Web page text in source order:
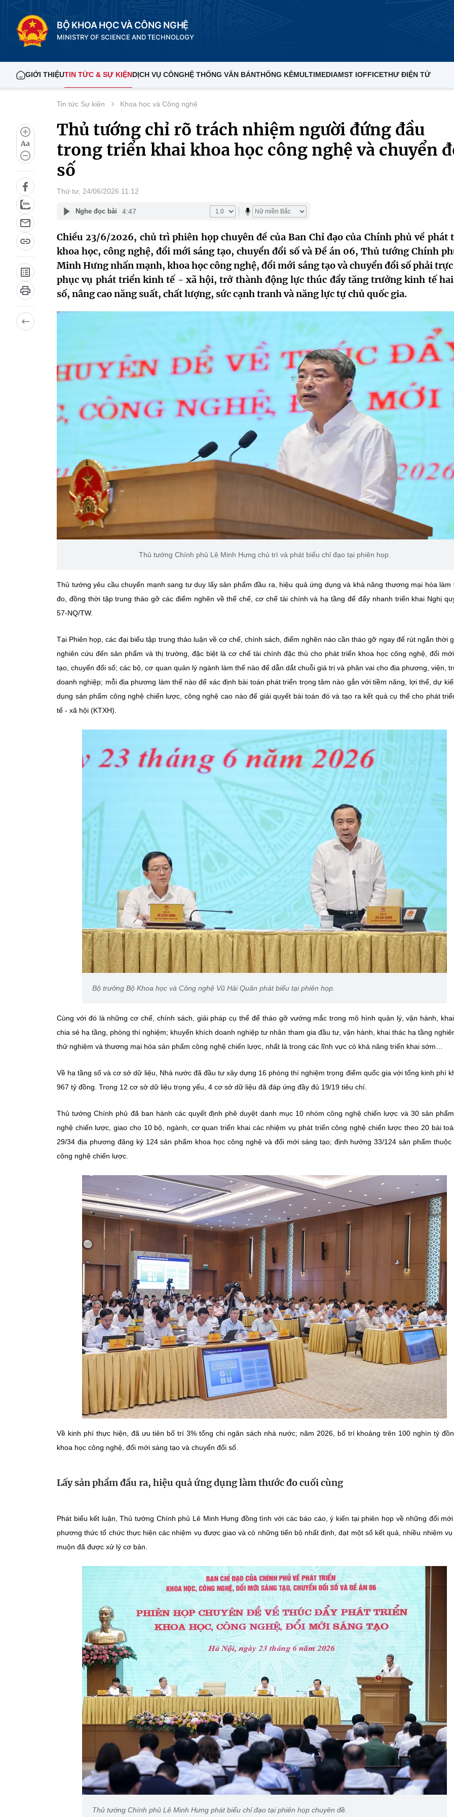
BỘ KHOA HỌC VÀ CÔNG NGHỆ
MINISTRY OF SCIENCE AND TECHNOLOGY
GIỚI THIỆUTIN TỨC & SỰ KIỆNDỊCH VỤ CÔNGHỆ THỐNG VĂN BẢNTHỐNG KÊMULTIMEDIAMST IOFFICETHƯ ĐIỆN TỬ
Aa
Tin tức Sự kiện Khoa học và Công nghệ
Thủ tướng chỉ rõ trách nhiệm người đứng đầu
trong triển khai khoa học công nghệ và chuyển
số
Thứ tư, 24/06/2026 11:12
Nghe đọc bài 4:47
Chiều 23/6/2026, chủ trì phiên họp chuyên đề của Ban Chỉ đạo của Chính phủ về phát
khoa học, công nghệ, đổi mới sáng tạo, chuyển đổi số và Đề án 06, Thủ tướng Chính
Minh Hưng nhấn mạnh, khoa học công nghệ, đổi mới sáng tạo và chuyển đổi số phải
phục vụ phát triển kinh tế - xã hội, trở thành động lực thúc đẩy tăng trưởng kinh tế
số, nâng cao năng suất, chất lượng, sức cạnh tranh và năng lực tự chủ quốc gia.
Thủ tướng Chính phủ Lê Minh Hưng chủ trì và phát biểu chỉ đạo tại phiên họp.
Thủ tướng yêu cầu chuyển mạnh sang tư duy lấy sản phẩm đầu ra, hiệu quả ứng dụng và khả năng thương mại hóa làm
đo, đồng thời tập trung tháo gỡ các điểm nghẽn về thể chế, cơ chế tài chính và hạ tầng để đẩy nhanh triển khai Nghị
57-NQ/TW.
Tại Phiên họp, các đại biểu tập trung thảo luận về cơ chế, chính sách, điểm nghẽn nào cần tháo gỡ ngay để rút ngắn thời
nghiên cứu đến sản phẩm và thị trường, đặc biệt là cơ chế tài chính đặc thù cho phát triển khoa học công nghệ, đổi
tạo, chuyển đổi số; các bộ, cơ quan quản lý ngành làm thế nào để dẫn dắt chuỗi giá trị và phân vai cho địa phương, viện,
doanh nghiệp; mỗi địa phương làm thế nào để xác định bài toán phát triển trọng tâm nào gắn với tiềm năng, lợi thế, dự
dụng sản phẩm công nghệ chiến lược, công nghệ cao nào để giải quyết bài toán đó và tạo ra kết quả cụ thể cho phát
tế - xã hội (KTXH).
Bộ trưởng Bộ Khoa học và Công nghệ Vũ Hải Quân phát biểu tại phiên họp.
Cùng với đó là những cơ chế, chính sách, giải pháp cụ thể để tháo gỡ vướng mắc trong mô hình quản lý, vận hành, khai
chia sẻ hạ tầng, phòng thí nghiệm; khuyến khích doanh nghiệp tư nhân tham gia đầu tư, vận hành, khai thác hạ tầng
thử nghiệm và thương mại hóa sản phẩm công nghệ chiến lược, nhất là trong các lĩnh vực có khả năng triển khai sớm…
Về hạ tầng số và cơ sở dữ liệu, Nhà nước đã đầu tư xây dựng 16 phòng thí nghiệm trọng điểm quốc gia với tổng kinh phí
967 tỷ đồng. Trong 12 cơ sở dữ liệu trọng yếu, 4 cơ sở dữ liệu đã đáp ứng đầy đủ 19/19 tiêu chí.
Thủ tướng Chính phủ đã ban hành các quyết định phê duyệt danh mục 10 nhóm công nghệ chiến lược và 30 sản
nghệ chiến lược, giao cho 10 bộ, ngành, cơ quan triển khai các nhiệm vụ phát triển công nghệ chiến lược theo 20 bài
29/34 địa phương đăng ký 124 sản phẩm khoa học công nghệ và đổi mới sáng tạo; định hướng 33/124 sản phẩm thuộc
công nghệ chiến lược.
Về kinh phí thực hiện, đã ưu tiên bố trí 3% tổng chi ngân sách nhà nước; năm 2026, bố trí khoảng trên 100 nghìn tỷ
khoa học công nghệ, đổi mới sáng tạo và chuyển đổi số.
Lấy sản phẩm đầu ra, hiệu quả ứng dụng làm thước đo cuối cùng
Phát biểu kết luận, Thủ tướng Chính phủ Lê Minh Hưng đồng tình với các báo cáo, ý kiến tại phiên họp về những đổi
phương thức tổ chức thực hiện các nhiệm vụ được giao và có những tiến bộ nhất định, đạt một số kết quả, nhiều nhiệm vụ
muộn đã được xử lý cơ bản.
Thủ tướng Chính phủ Lê Minh Hưng phát biểu chỉ đạo tại phiên họp chuyên đề.